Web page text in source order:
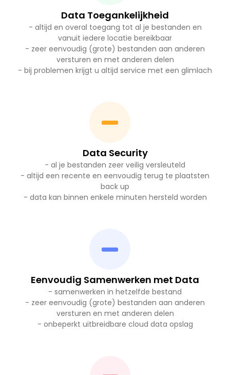
Data Toegankelijkheid
- altijd en overal toegang tot al je bestanden en
vanuit iedere locatie bereikbaar
- zeer eenvoudig (grote) bestanden aan anderen
versturen en met anderen delen
- bij problemen krijgt u altijd service met een glimlach
Data Security
- al je bestanden zeer veilig versleuteld
- altijd een recente en eenvoudig terug te plaatsten
back up
- data kan binnen enkele minuten hersteld worden
Eenvoudig Samenwerken met Data
- samenwerken in hetzelfde bestand
- zeer eenvoudig (grote) bestanden aan anderen
versturen en met anderen delen
- onbeperkt uitbreidbare cloud data opslag